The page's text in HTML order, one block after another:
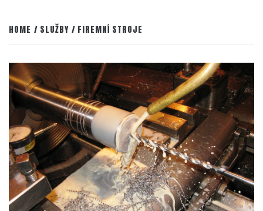
HOME SLUŽBY FIREMNÍ STROJE